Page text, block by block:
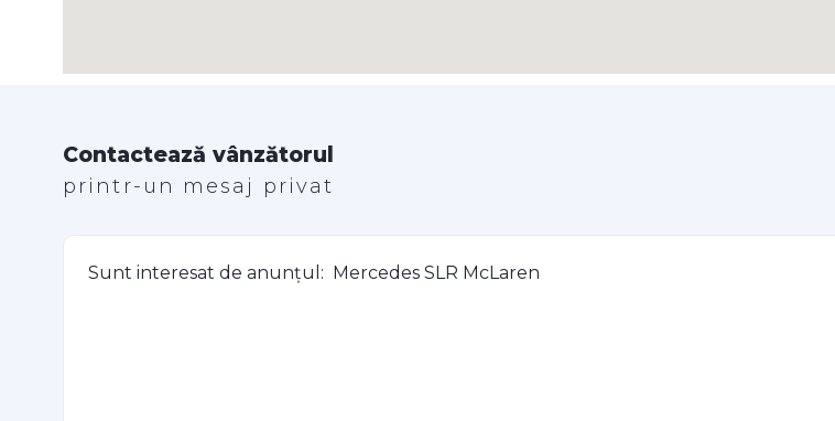
Contactează vânzătorul
printr-un mesaj privat